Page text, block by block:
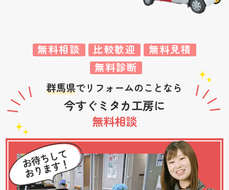
無料相談 比較歓迎
無料見積
無料診断
群馬県でリフォームのことなら
今すぐミタカ工房に
無料相談